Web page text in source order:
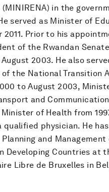
(MINIRENA) in the
served as Minister of
2011. Prior to his
of the Rwandan
2003. He also
the National Transition
to August 2003,
and
of Health from
qualified physician. He
and Management
Developing Countries at
Libre de Bruxelles in